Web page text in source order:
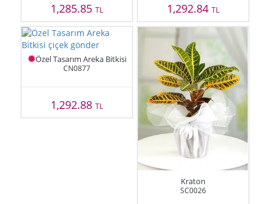
1,285.85TL 1,292.84 TL
Özel Tasarım Areka Bitkisi
CN0877
1,292.88TL
Kraton
SC0026